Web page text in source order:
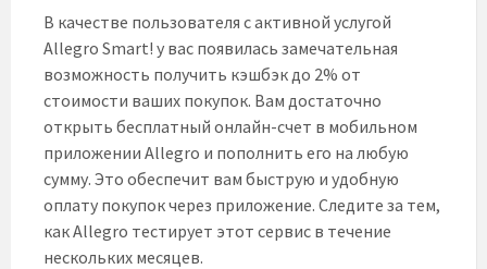
В качестве пользователя с активной услугой
Allegro Smart! у вас появилась замечательная
возможность получить кэшбэк до 2% от
стоимости ваших покупок. Вам достаточно
открыть бесплатный онлайн-счет в мобильном
приложении Allegro и пополнить его на любую
сумму. Это обеспечит вам быструю и удобную
оплату покупок через приложение. Следите за тем,
как Allegro тестирует этот сервис в течение
нескольких месяцев.